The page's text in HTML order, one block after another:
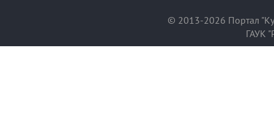
© 2013-2026 Портал
ГАУК